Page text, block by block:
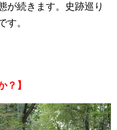
が続きます。史跡巡り
す。
？】